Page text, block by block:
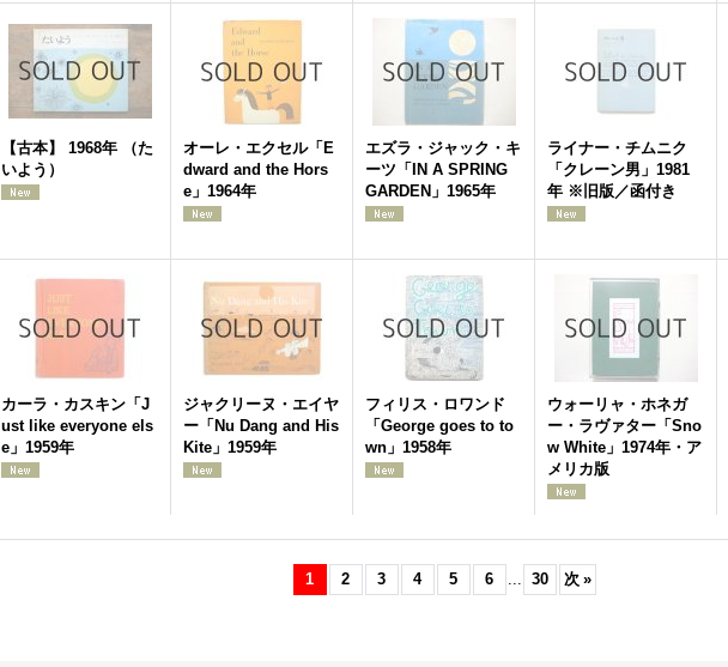
【古本】 1968年 （た
いよう）
オーレ・エクセル「E
dward and the Hors
e」1964年
エズラ・ジャック・キ
ーツ「IN A SPRING
GARDEN」1965年
ライナー・チムニク
「クレーン男」1981
年 ※旧版／函付き
カーラ・カスキン「J
ust like everyone els
e」1959年
ジャクリーヌ・エイヤ
ー「Nu Dang and His
Kite」1959年
フィリス・ロワンド
「George goes to to
wn」1958年
ウォーリャ・ホネガ
ー・ラヴァター「Sno
w White」1974年・ア
メリカ版
1 2 3 4 5 6 ... 30 次 »